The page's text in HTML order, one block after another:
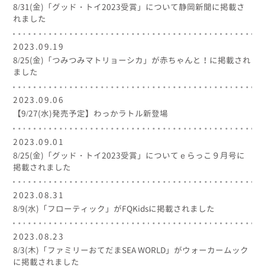
8/31(金)「グッド・トイ2023受賞」について静岡新聞に掲載さ
れました
2023.09.19
8/25(金)「つみつみマトリョーシカ」が赤ちゃんと！に掲載され
ました
2023.09.06
【9/27(水)発売予定】わっかラトル新登場
2023.09.01
8/25(金)「グッド・トイ2023受賞」についてｅらっこ９月号に
掲載されました
2023.08.31
8/9(水)「フローティック」がFQKidsに掲載されました
2023.08.23
8/3(木)「ファミリーおてだまSEA WORLD」がウォーカームック
に掲載されました